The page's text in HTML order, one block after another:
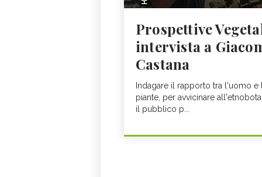
Prospettive
intervista a
Castana
Indagare il rapporto tra l'uomo e
piante, per avvicinare
il pubblico p...